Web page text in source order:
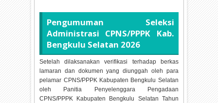
Pengumuman Seleksi
Administrasi CPNS/PPPK Kab.
Bengkulu Selatan 2026
Setelah dilaksanakan verifikasi terhadap berkas
lamaran dan dokumen yang diunggah oleh para
pelamar CPNS/PPPK Kabupaten Bengkulu Selatan
oleh Panitia Penyelenggara Pengadaan
CPNS/PPPK Kabupaten Bengkulu Selatan Tahun